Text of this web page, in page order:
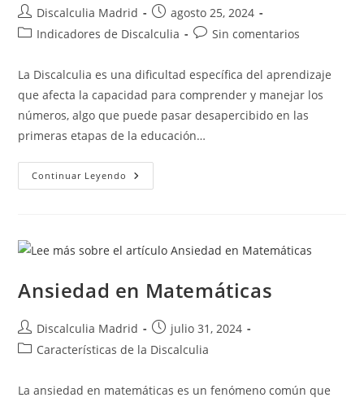
Autor
de
Discalculia Madrid
Publicación
de
agosto 25, 2024
Categoría
entrada:
Indicadores de Discalculia
Comentarios
entrada:
Sin comentarios
La Discalculia es una dificultad específica del aprendizaje
que afecta la capacidad para comprender y manejar los
números, algo que puede pasar desapercibido en las
primeras etapas de la educación…
Continuar Leyendo Signos
De
Ansiedad en Matemáticas
Autor
de
Discalculia Madrid
Publicación
de
julio 31, 2024
Categoría
la
Características de la Discalculia
La ansiedad en matemáticas es un fenómeno común que